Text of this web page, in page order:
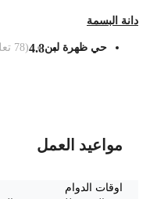
البسمة
حي ظهرة لبن4.8
(
78تعليق )
مواعيد العمل
اوقات الدوام